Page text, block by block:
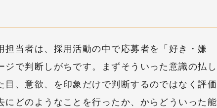
担当者は、採用活動の中で応募者を「好き・嫌
ジで判断しがちです。まずそういった意識の払し
目、意欲、を印象だけで判断するのではなく評価
にどのようなことを行ったか、からどういった能